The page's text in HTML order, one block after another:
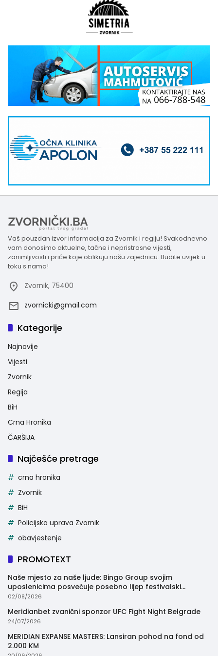
Vaš pouzdan izvor informacija za Zvornik i regiju! Svakodnevno
vam donosimo aktuelne, tačne i nepristrasne vijesti,
zanimljivosti i priče koje oblikuju našu zajednicu. Budite uvijek u
toku s nama!
Zvornik, 75400
zvornicki@gmail.com
Kategorije
Najnovije
Vijesti
Zvornik
Regija
BiH
Crna Hronika
ČARŠIJA
Najčešće pretrage
crna hronika
Zvornik
BiH
Policijska uprava Zvornik
obavjestenje
PROMOTEXT
Naše mjesto za naše ljude: Bingo Group svojim
uposlenicima posvećuje posebno lijep festivalski
trenutak
02/08/2026
Meridianbet zvanični sponzor UFC Fight Night Belgrade
24/07/2026
MERIDIAN EXPANSE MASTERS: Lansiran pohod na fond od
2.000 KM